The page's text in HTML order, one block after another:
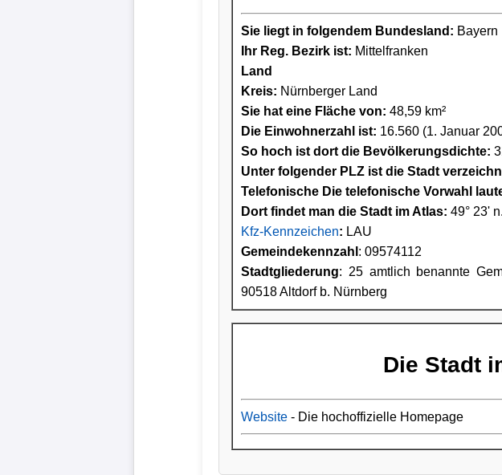
Sie liegt in folgendem Bundesland: Bayern
Ihr Reg. Bezirk ist: Mittelfranken
Land
Kreis: Nürnberger Land
Sie hat eine Fläche von: 48,59 km²
Die Einwohnerzahl ist: 16.560 (1. Januar
So hoch ist dort die Bevölkerungsdichte:
Unter folgender PLZ ist die Stadt
Telefonische Die telefonische Vorwahl
Dort findet man die Stadt im Atlas: 49° 23'
Kfz-Kennzeichen: LAU
Gemeindekennzahl : 09574112
Stadtgliederung: 25 amtlich benannte
90518 Altdorf b. Nürnberg
Die Stadt
Website - Die hochoffizielle Homepage